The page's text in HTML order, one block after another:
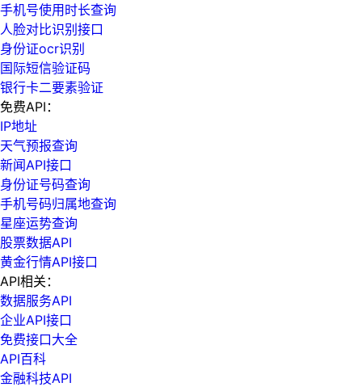
手机号使用时长查询
人脸对比识别接口
身份证ocr识别
国际短信验证码
银行卡二要素验证
免费API：
IP地址
天气预报查询
新闻API接口
身份证号码查询
手机号码归属地查询
星座运势查询
股票数据API
黄金行情API接口
API相关：
数据服务API
企业API接口
免费接口大全
API百科
金融科技API